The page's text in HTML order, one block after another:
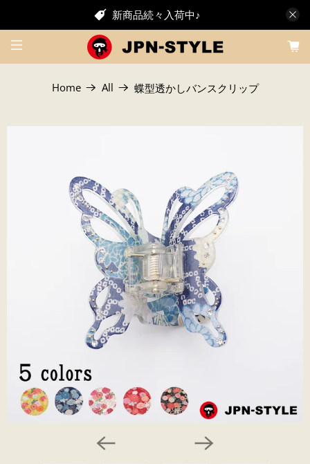
新商品続々入荷中♪
Home All 蝶型透かしバンスクリップ